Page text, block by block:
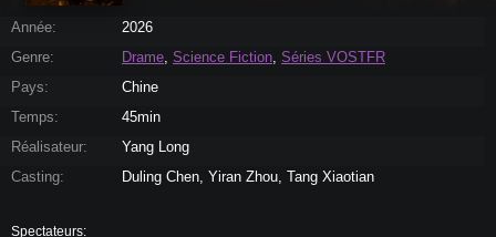
Année:
2026
Genre:
Drame, Science Fiction, Séries VOSTFR
Pays:
Chine
Temps:
45min
Réalisateur:
Yang Long
Casting:
Duling Chen, Yiran Zhou, Tang Xiaotian
Spectateurs: